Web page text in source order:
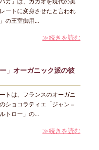
パカ」は、カカオを現代の美
ートに変身させたと言われ
の王室御用...
≫続きを読む
」オーガニック派の彼
トは、フランスのオーガニ
ショコラティエ「ジャン＝
トロー」の...
≫続きを読む